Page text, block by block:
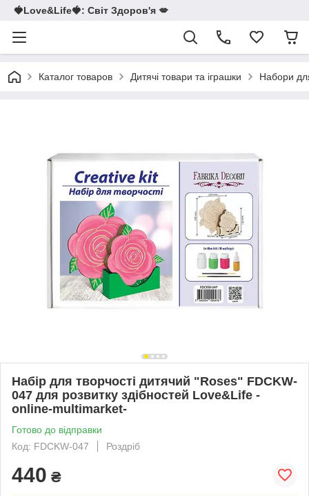
🍓Love&Life🍓: Світ Здоров'я 💋
Каталог товаров Дитячі товари та іграшки Набори
Набір для творчості дитячий "Roses" FDCKW-
047 для розвитку здібностей Love&Life -
online-multimarket-
Готово до відправки
Код: FDCKW-047
Роздріб
440 ₴